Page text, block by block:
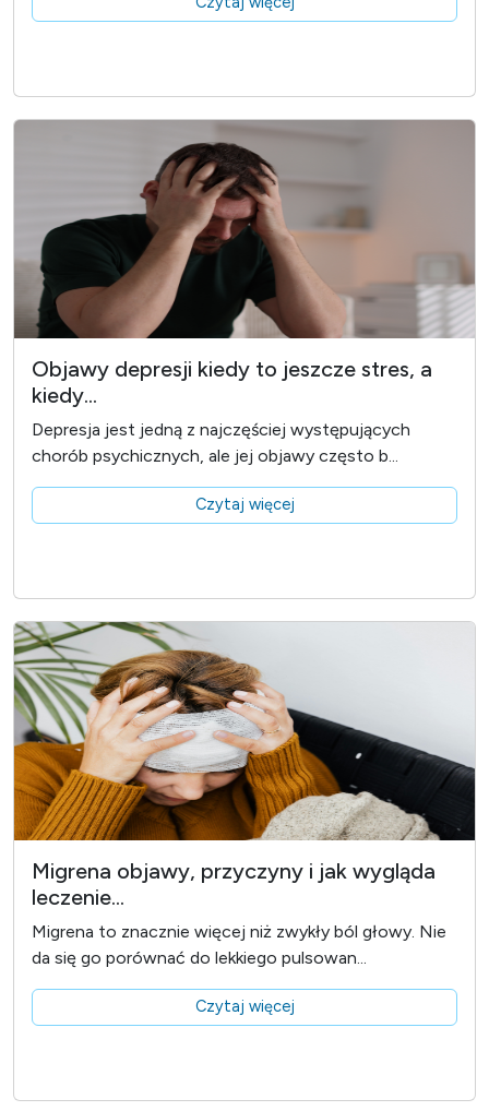
Objawy depresji kiedy to jeszcze stres, a
kiedy...
Depresja jest jedną z najczęściej występujących
chorób psychicznych, ale jej objawy często b...
Czytaj więcej
Migrena objawy, przyczyny i jak wygląda
leczenie...
Migrena to znacznie więcej niż zwykły ból głowy. Nie
da się go porównać do lekkiego pulsowan...
Czytaj więcej